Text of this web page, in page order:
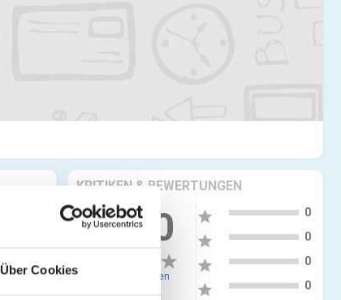
Über Cookies
KRITIKEN & BEWERTUNGEN
0.00
0 Bewertungen
star 0
star 0
star 0
star 0